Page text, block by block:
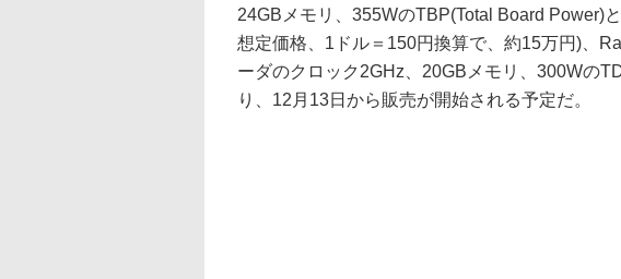
24GBメモリ、355WのTBP(Total Board Power)
想定価格、1ドル＝150円換算で、約15万円)、
ーダのクロック2GHz、20GBメモリ、300Wの
り、12月13日から販売が開始される予定だ。